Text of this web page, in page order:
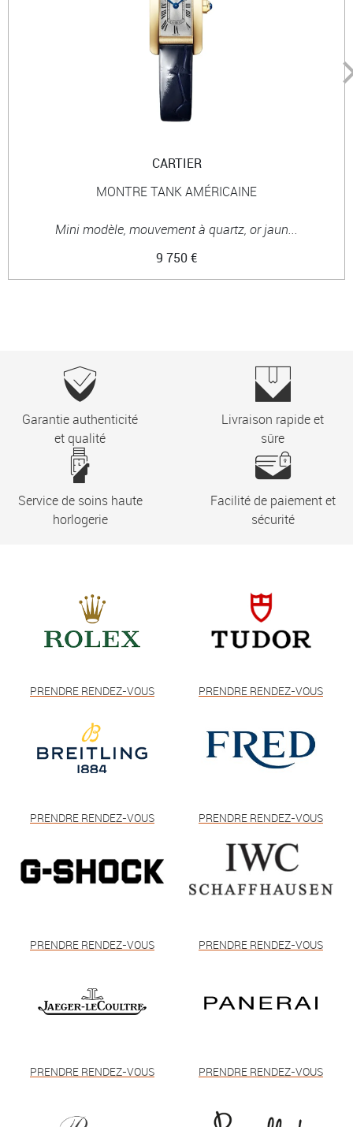
CARTIER
MONTRE TANK AMÉRICAINE
Mini modèle, mouvement à quartz, or jaun...
9 750 €
Garantie authenticité
et qualité
Livraison rapide et
sûre
Service de soins haute
horlogerie
Facilité de paiement et
sécurité
PRENDRE RENDEZ-VOUS PRENDRE RENDEZ-VOUS
PRENDRE RENDEZ-VOUS PRENDRE RENDEZ-VOUS
PRENDRE RENDEZ-VOUS PRENDRE RENDEZ-VOUS
PRENDRE RENDEZ-VOUS PRENDRE RENDEZ-VOUS